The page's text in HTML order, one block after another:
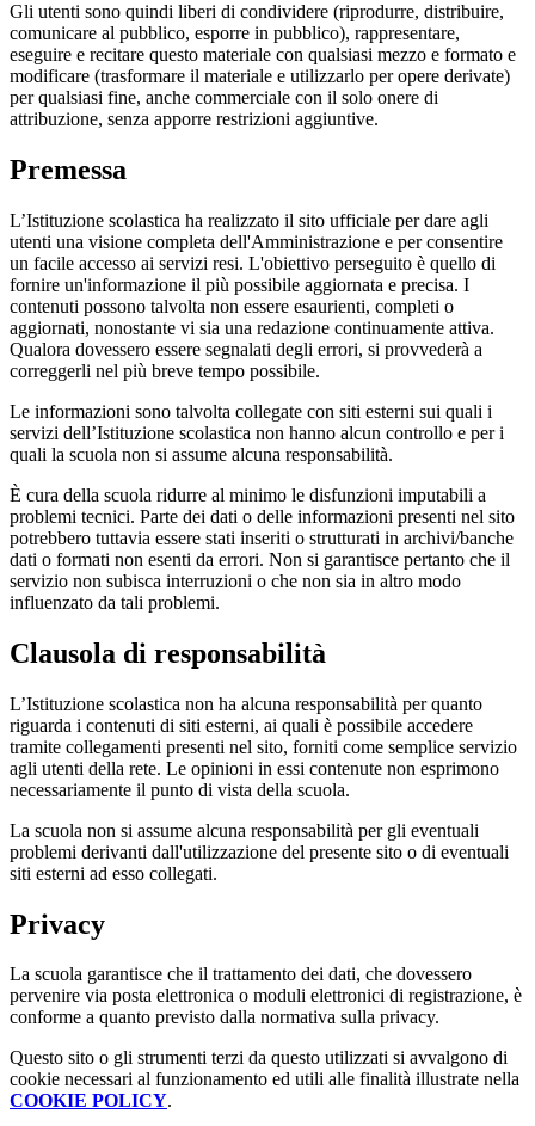
Gli utenti sono quindi liberi di condividere (riprodurre, distribuire,
comunicare al pubblico, esporre in pubblico), rappresentare,
eseguire e recitare questo materiale con qualsiasi mezzo e formato e
modificare (trasformare il materiale e utilizzarlo per opere derivate)
per qualsiasi fine, anche commerciale con il solo onere di
attribuzione, senza apporre restrizioni aggiuntive.
Premessa
L’Istituzione scolastica ha realizzato il sito ufficiale per dare agli
utenti una visione completa dell'Amministrazione e per consentire
un facile accesso ai servizi resi. L'obiettivo perseguito è quello di
fornire un'informazione il più possibile aggiornata e precisa. I
contenuti possono talvolta non essere esaurienti, completi o
aggiornati, nonostante vi sia una redazione continuamente attiva.
Qualora dovessero essere segnalati degli errori, si provvederà a
correggerli nel più breve tempo possibile.
Le informazioni sono talvolta collegate con siti esterni sui quali i
servizi dell’Istituzione scolastica non hanno alcun controllo e per i
quali la scuola non si assume alcuna responsabilità.
È cura della scuola ridurre al minimo le disfunzioni imputabili a
problemi tecnici. Parte dei dati o delle informazioni presenti nel sito
potrebbero tuttavia essere stati inseriti o strutturati in archivi/banche
dati o formati non esenti da errori. Non si garantisce pertanto che il
servizio non subisca interruzioni o che non sia in altro modo
influenzato da tali problemi.
Clausola di responsabilità
L’Istituzione scolastica non ha alcuna responsabilità per quanto
riguarda i contenuti di siti esterni, ai quali è possibile accedere
tramite collegamenti presenti nel sito, forniti come semplice servizio
agli utenti della rete. Le opinioni in essi contenute non esprimono
necessariamente il punto di vista della scuola.
La scuola non si assume alcuna responsabilità per gli eventuali
problemi derivanti dall'utilizzazione del presente sito o di eventuali
siti esterni ad esso collegati.
Privacy
La scuola garantisce che il trattamento dei dati, che dovessero
pervenire via posta elettronica o moduli elettronici di registrazione, è
conforme a quanto previsto dalla normativa sulla privacy.
Questo sito o gli strumenti terzi da questo utilizzati si avvalgono di
cookie necessari al funzionamento ed utili alle finalità illustrate nella
COOKIE POLICY.